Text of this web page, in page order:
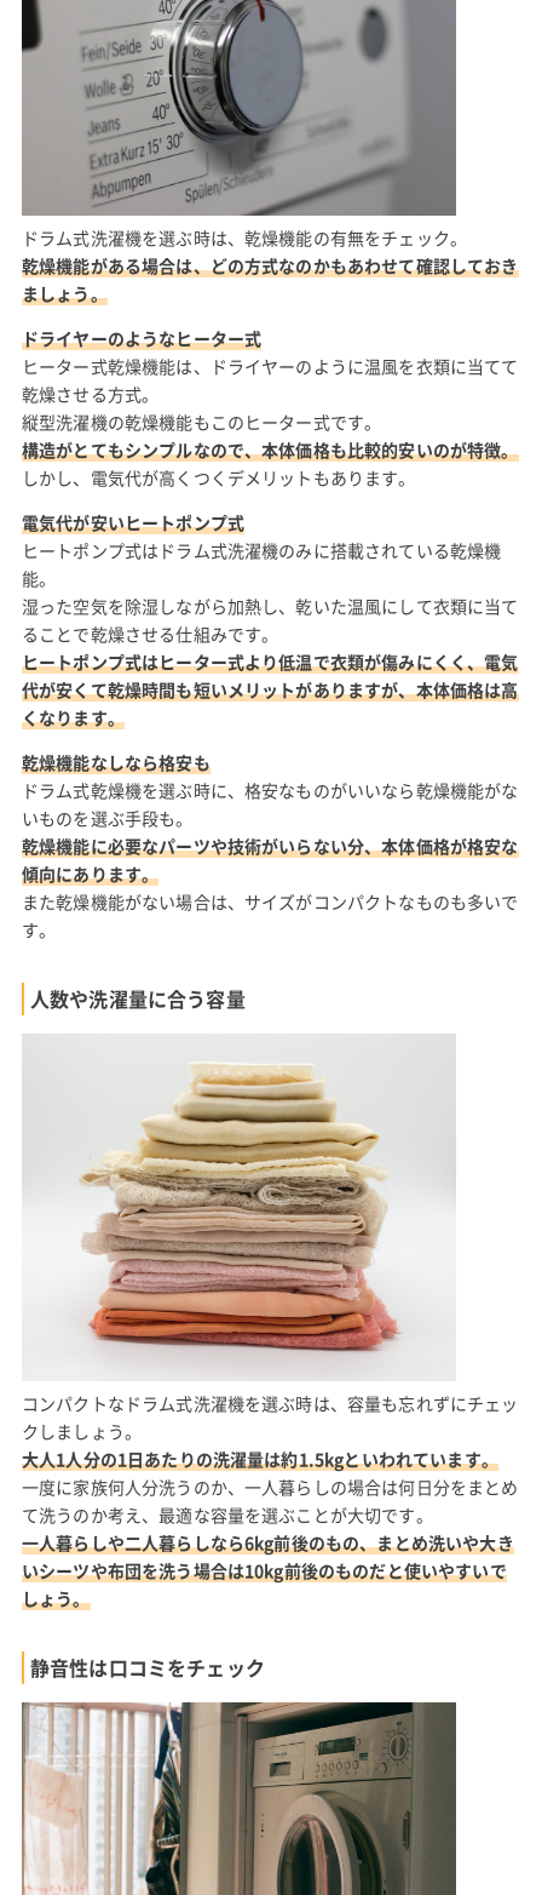
ドラム式洗濯機を選ぶ時は、乾燥機能の有無をチェック。
乾燥機能がある場合は、どの方式なのかもあわせて確認しておき
ましょう。
ドライヤーのようなヒーター式
ヒーター式乾燥機能は、ドライヤーのように温風を衣類に当てて
乾燥させる方式。
縦型洗濯機の乾燥機能もこのヒーター式です。
構造がとてもシンプルなので、本体価格も比較的安いのが特徴。
しかし、電気代が高くつくデメリットもあります。
電気代が安いヒートポンプ式
ヒートポンプ式はドラム式洗濯機のみに搭載されている乾燥機
能。
湿った空気を除湿しながら加熱し、乾いた温風にして衣類に当て
ることで乾燥させる仕組みです。
ヒートポンプ式はヒーター式より低温で衣類が傷みにくく、電気
代が安くて乾燥時間も短いメリットがありますが、本体価格は高
くなります。
乾燥機能なしなら格安も
ドラム式乾燥機を選ぶ時に、格安なものがいいなら乾燥機能がな
いものを選ぶ手段も。
乾燥機能に必要なパーツや技術がいらない分、本体価格が格安な
傾向にあります。
また乾燥機能がない場合は、サイズがコンパクトなものも多いで
す。
人数や洗濯量に合う容量
コンパクトなドラム式洗濯機を選ぶ時は、容量も忘れずにチェッ
クしましょう。
大人1人分の1日あたりの洗濯量は約1.5kgといわれています。
一度に家族何人分洗うのか、一人暮らしの場合は何日分をまとめ
て洗うのか考え、最適な容量を選ぶことが大切です。
一人暮らしや二人暮らしなら6kg前後のもの、まとめ洗いや大き
いシーツや布団を洗う場合は10kg前後のものだと使いやすいで
しょう。
静音性は口コミをチェック